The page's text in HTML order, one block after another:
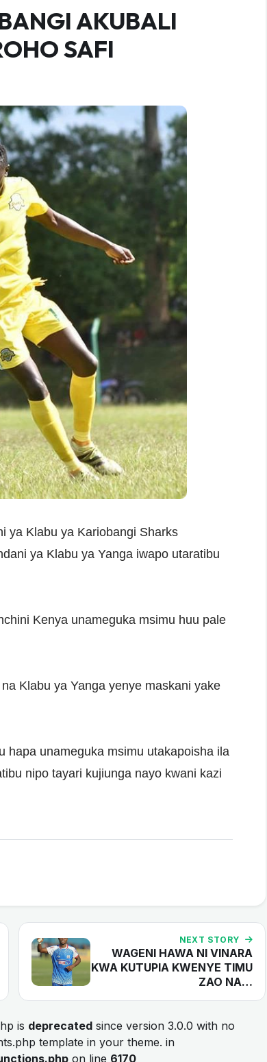
AKUBALI
SAFI
ya Klabu ya Kariobangi Sharks
ya Klabu ya Yanga iwapo utaratibu
Kenya unameguka msimu huu pale
Klabu ya Yanga yenye maskani yake
hapa unameguka msimu utakapoisha ila
nipo tayari kujiunga nayo kwani kazi
NEXT STORY
WAGENI HAWA NI VINARA
KWA KUTUPIA KWENYE TIMU
ZAO NA…
is deprecated since version 3.0.0 with no
template in your theme. in
on line 6170